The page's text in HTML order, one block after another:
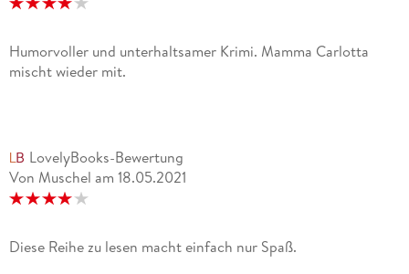
Humorvoller und unterhaltsamer Krimi. Mamma Carlotta
mischt wieder mit.
LovelyBooks-Bewertung
Von Muschel am 18.05.2021
Diese Reihe zu lesen macht einfach nur Spaß.